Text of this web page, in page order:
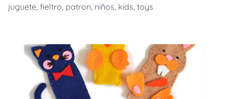
juguete, fieltro, patron, niños, kids, toys